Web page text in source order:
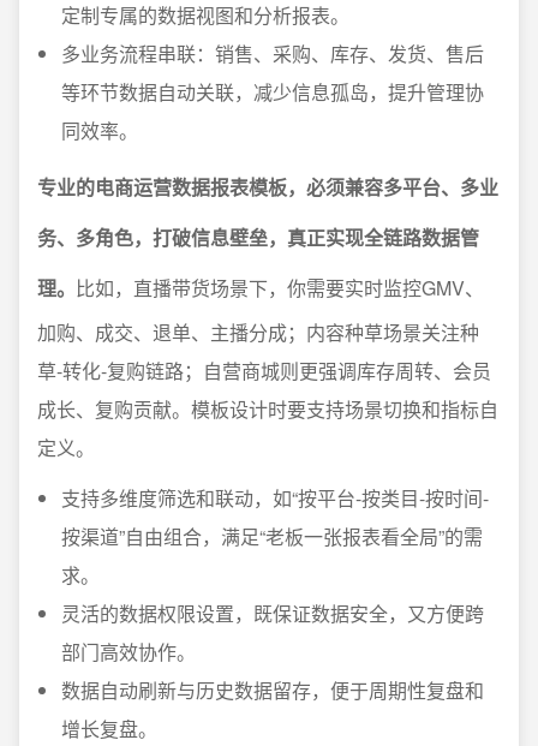
定制专属的数据视图和分析报表。
多业务流程串联：销售、采购、库存、发货、售后
等环节数据自动关联，减少信息孤岛，提升管理协
同效率。
专业的电商运营数据报表模板，必须兼容多平台、多业
务、多角色，打破信息壁垒，真正实现全链路数据管
理。 比如，直播带货场景下，你需要实时监控GMV、
加购、成交、退单、主播分成；内容种草场景关注种
草-转化-复购链路；自营商城则更强调库存周转、会员
成长、复购贡献。模板设计时要支持场景切换和指标自
定义。
支持多维度筛选和联动，如“按平台-按类目-按时间-
按渠道”自由组合，满足“老板一张报表看全局”的需
求。
灵活的数据权限设置，既保证数据安全，又方便跨
部门高效协作。
数据自动刷新与历史数据留存，便于周期性复盘和
增长复盘。